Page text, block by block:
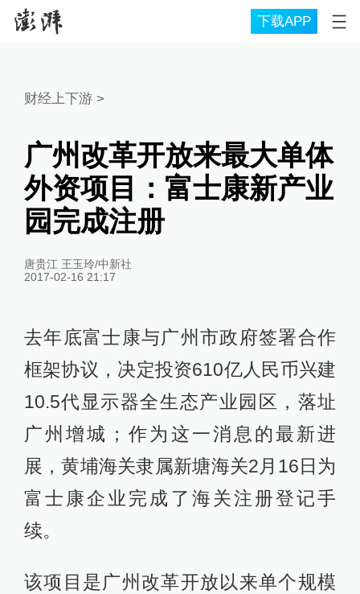
下载APP
财经上下游 >
广州改革开放来最大单体
外资项目：富士康新产业
园完成注册
唐贵江 王玉玲/中新社
2017-02-16 21:17
去年底富士康与广州市政府签署合作
框架协议，决定投资610亿人民币兴建
10.5代显示器全生态产业园区，落址
广州增城；作为这一消息的最新进
展，黄埔海关隶属新塘海关2月16日为
富士康企业完成了海关注册登记手
续。
该项目是广州改革开放以来单个规模